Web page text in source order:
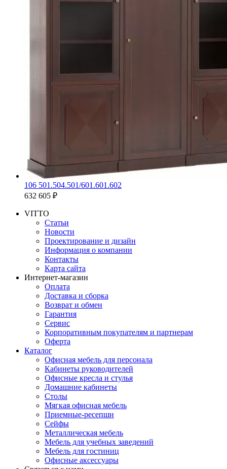
106 501.504.501/601.601.602
632 605 ₽
VITTO
Статьи
Новости
Проектирование и дизайн
Информация о компании
Контакты
Карта сайта
Интернет-магазин
Оплата
Доставка и сборка
Возврат и обмен
Гарантия
Сервис
Корпоративным покупателям и партнерам
Оферта
Каталог
Офисная мебель для персонала
Кабинеты руководителей
Офисные кресла и стулья
Домашние кабинеты
Столы
Мягкая офисная мебель
Приемные-ресепшн
Сейфы
Металлическая мебель
Мебель для учебных заведений
Мебель для гостиниц
Офисные аксессуары